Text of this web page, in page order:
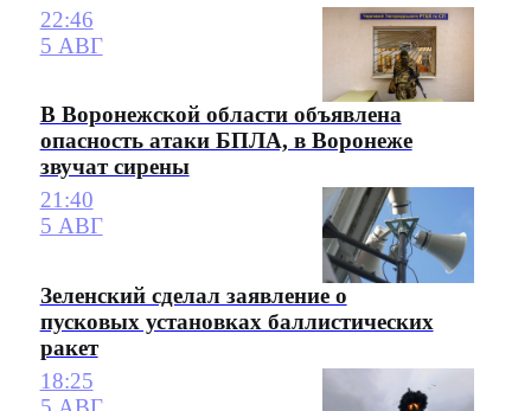
22:46
5 АВГ
В Воронежской области объявлена
опасность атаки БПЛА, в Воронеже
звучат сирены
21:40
5 АВГ
Зеленский сделал заявление о
пусковых установках баллистических
ракет
18:25